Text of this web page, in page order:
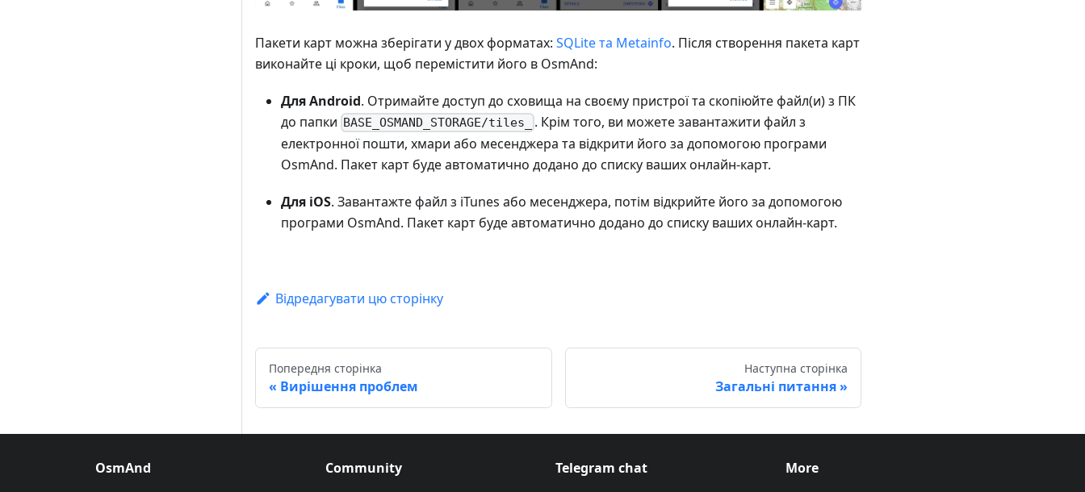
Пакети карт можна зберігати у двох форматах: SQLite та Metainfo. Після створення пакета карт
виконайте ці кроки, щоб перемістити його в OsmAnd:
Для Android. Отримайте доступ до сховища на своєму пристрої та скопіюйте файл(и) з ПК
до папки BASE_OSMAND_STORAGE/tiles_
. Крім того, ви можете завантажити файл з
електронної пошти, хмари або месенджера та відкрити його за допомогою програми
OsmAnd. Пакет карт буде автоматично додано до списку ваших онлайн-карт.
Для iOS. Завантажте файл з iTunes або месенджера, потім відкрийте його за допомогою
програми OsmAnd. Пакет карт буде автоматично додано до списку ваших онлайн-карт.
Відредагувати цю сторінку
Попередня сторінка
Вирішення проблем
Наступна сторінка
Загальні питання
OsmAnd
Community
Telegram chat
More